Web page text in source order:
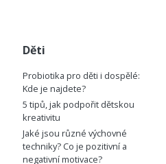
Děti
Probiotika pro děti i dospělé:
Kde je najdete?
5 tipů, jak podpořit dětskou
kreativitu
Jaké jsou různé výchovné
techniky? Co je pozitivní a
negativní motivace?